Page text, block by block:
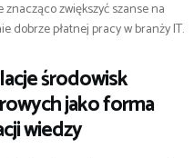
znacząco zwiększyć szanse na
dobrze płatnej pracy w branży IT.
środowisk
jako forma
wiedzy